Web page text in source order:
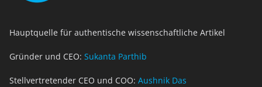
Hauptquelle für authentische wissenschaftliche Artikel
Gründer und CEO: Sukanta Parthib
Stellvertretender CEO und COO: Aushnik Das